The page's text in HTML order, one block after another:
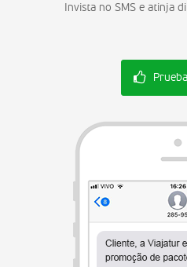
Invista no SMS e atinja